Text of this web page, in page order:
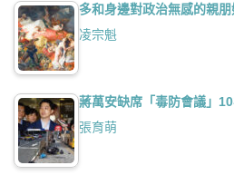
多和身邊對政治無感的親
凌宗魁
蔣萬安缺席「毒防會議」
張育萌